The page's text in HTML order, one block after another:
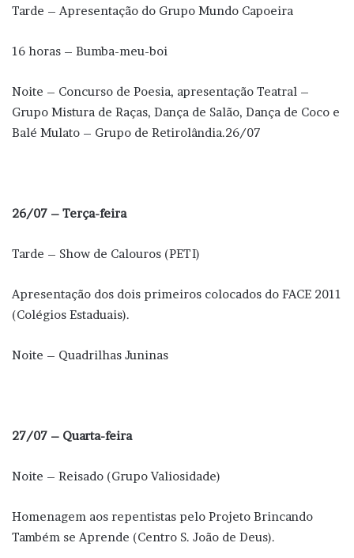
Tarde – Apresentação do Grupo Mundo Capoeira
16 horas – Bumba-meu-boi
Noite – Concurso de Poesia, apresentação Teatral –
Grupo Mistura de Raças, Dança de Salão, Dança de Coco e
Balé Mulato – Grupo de Retirolândia.26/07
26/07 – Terça-feira
Tarde – Show de Calouros (PETI)
Apresentação dos dois primeiros colocados do FACE 2011
(Colégios Estaduais).
Noite – Quadrilhas Juninas
27/07 – Quarta-feira
Noite – Reisado (Grupo Valiosidade)
Homenagem aos repentistas pelo Projeto Brincando
Também se Aprende (Centro S. João de Deus).